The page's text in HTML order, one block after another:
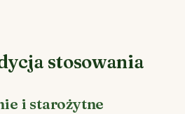
stosowania
i starożytne